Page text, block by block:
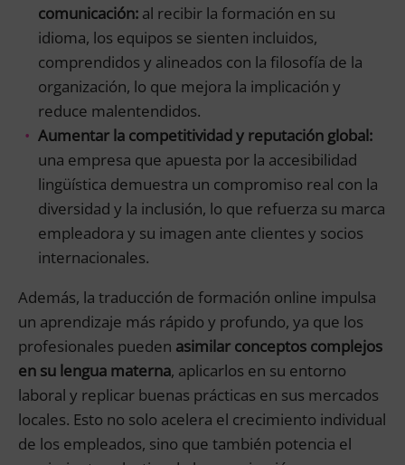
comunicación: al recibir la formación en su
idioma, los equipos se sienten incluidos,
comprendidos y alineados con la filosofía de la
organización, lo que mejora la implicación y
reduce malentendidos.
Aumentar la competitividad y reputación global:
una empresa que apuesta por la accesibilidad
lingüística demuestra un compromiso real con la
diversidad y la inclusión, lo que refuerza su marca
empleadora y su imagen ante clientes y socios
internacionales.
Además, la traducción de formación online impulsa
un aprendizaje más rápido y profundo, ya que los
profesionales pueden asimilar conceptos complejos
en su lengua materna, aplicarlos en su entorno
laboral y replicar buenas prácticas en sus mercados
locales. Esto no solo acelera el crecimiento individual
de los empleados, sino que también potencia el